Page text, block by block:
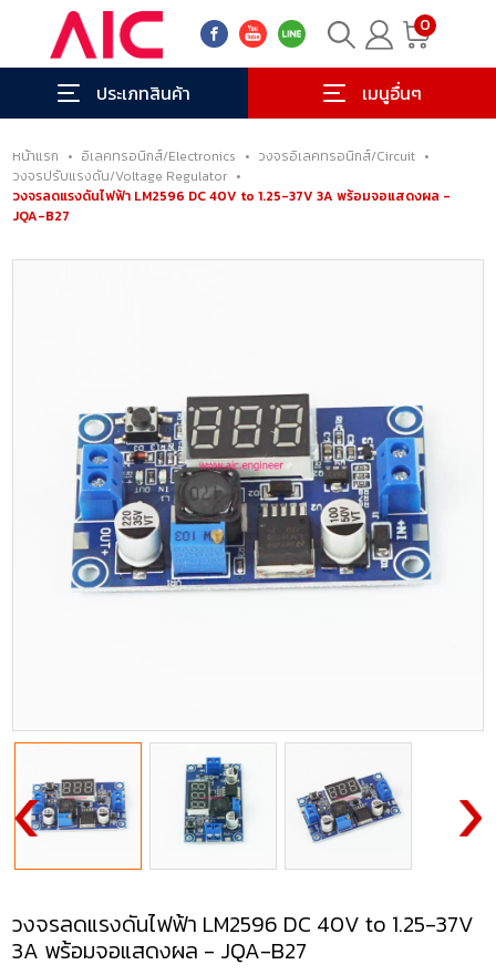
0
ประเภทสินค้า เมนูอื่นๆ
หน้าแรก • อิเลคทรอนิกส์/Electronics • วงจรอิเลคทรอนิกส์/Circuit •
วงจรปรับแรงดัน/Voltage Regulator •
วงจรลดแรงดันไฟฟ้า LM2596 DC 40V to 1.25-37V 3A พร้อมจอแสดงผล -
JQA-B27
วงจรลดแรงดันไฟฟ้า LM2596 DC 40V to 1.25-37V
3A พร้อมจอแสดงผล - JQA-B27